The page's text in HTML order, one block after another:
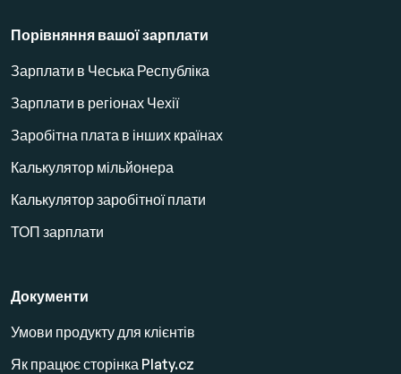
Порівняння вашої зарплати
Зарплати в Чеська Республіка
Зарплати в регіонах Чехії
Заробітна плата в інших країнах
Калькулятор мільйонера
Калькулятор заробітної плати
ТОП зарплати
Документи
Умови продукту для клієнтів
Як працює сторінка Platy.cz